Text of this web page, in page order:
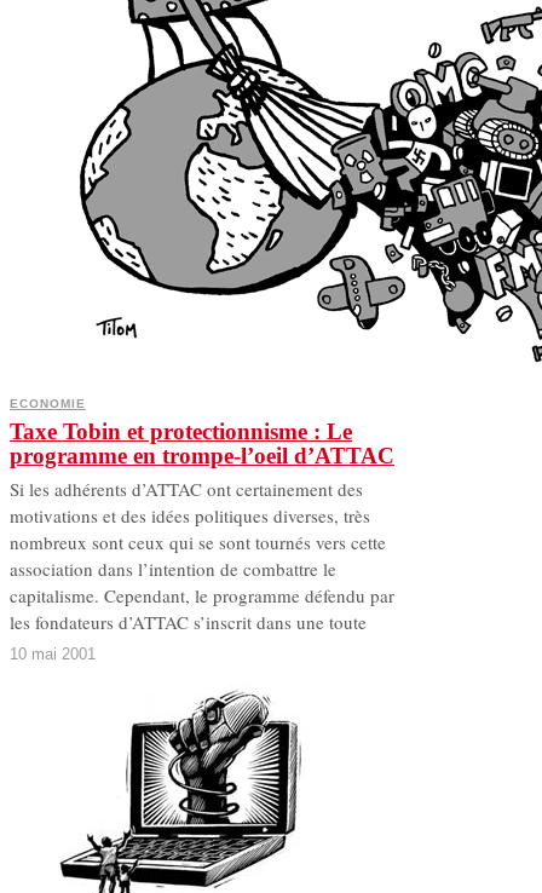
ECONOMIE
Taxe Tobin et protectionnisme : Le
programme en trompe-l’oeil d’ATTAC
Si les adhérents d’ATTAC ont certainement des
motivations et des idées politiques diverses, très
nombreux sont ceux qui se sont tournés vers cette
association dans l’intention de combattre le
capitalisme. Cependant, le programme défendu par
les fondateurs d’ATTAC s’inscrit dans une toute
10 mai 2001